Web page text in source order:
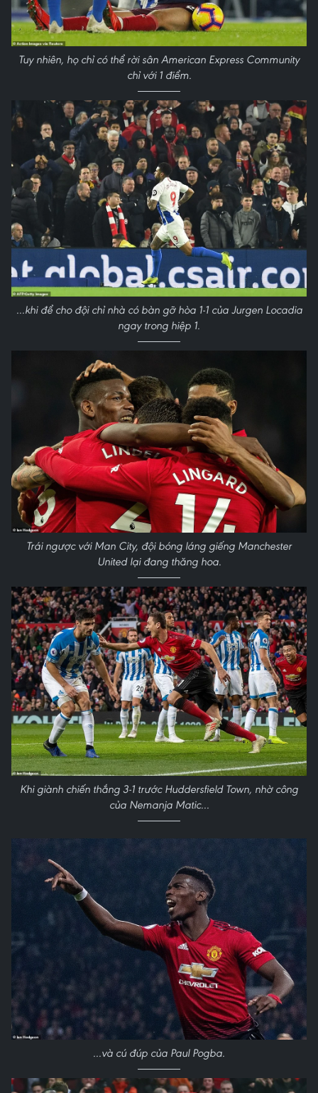
Tuy nhiên, họ chỉ có thể rời sân American Express Community
chỉ với 1 điểm.
...khi để cho đội chỉ nhà có bàn gỡ hòa 1-1 của Jurgen Locadia
ngay trong hiệp 1.
Trái ngược với Man City, đội bóng láng giếng Manchester
United lại đang thăng hoa.
Khi giành chiến thắng 3-1 trước Huddersfield Town, nhờ công
của Nemanja Matic...
...và cú đúp của Paul Pogba.